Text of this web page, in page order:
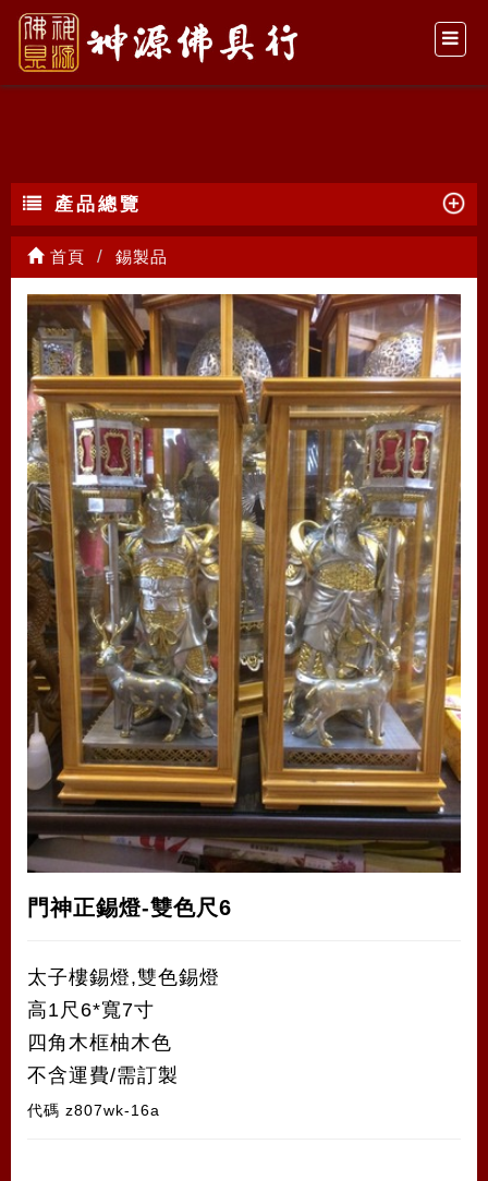
錫製品
產品總覽
首頁 錫製品
門神正錫燈-雙色尺6
太子樓錫燈,雙色錫燈
高1尺6*寬7寸
四角木框柚木色
不含運費/需訂製
代碼 z807wk-16a